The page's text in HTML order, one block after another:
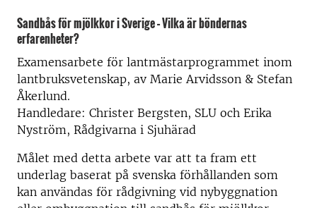
Sandbås för mjölkkor i Sverige – Vilka är böndernas
erfarenheter?
Examensarbete för lantmästarprogrammet inom
lantbruksvetenskap, av Marie Arvidsson & Stefan
Åkerlund.
Handledare: Christer Bergsten, SLU och Erika
Nyström, Rådgivarna i Sjuhärad
Målet med detta arbete var att ta fram ett
underlag baserat på svenska förhållanden som
kan användas för rådgivning vid nybyggnation